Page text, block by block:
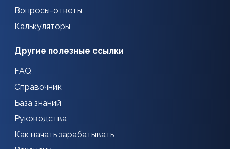
Вопросы-ответы
Калькуляторы
Другие полезные ссылки
FAQ
Справочник
База знаний
Руководства
Как начать зарабатывать